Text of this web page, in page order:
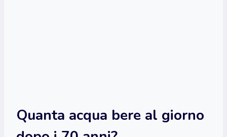
Quanta acqua bere al giorno